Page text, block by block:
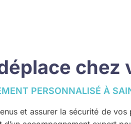
chez
PERSONNALISÉ À
et assurer la sécurité de